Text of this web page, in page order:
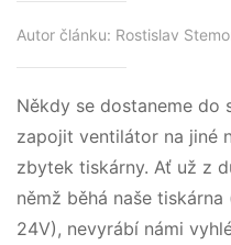
Autor článku: Rostislav
Někdy se dostaneme do
zapojit ventilátor na jiné
zbytek tiskárny. Ať už z
němž běhá naše tiskárna
24V), nevyrábí námi